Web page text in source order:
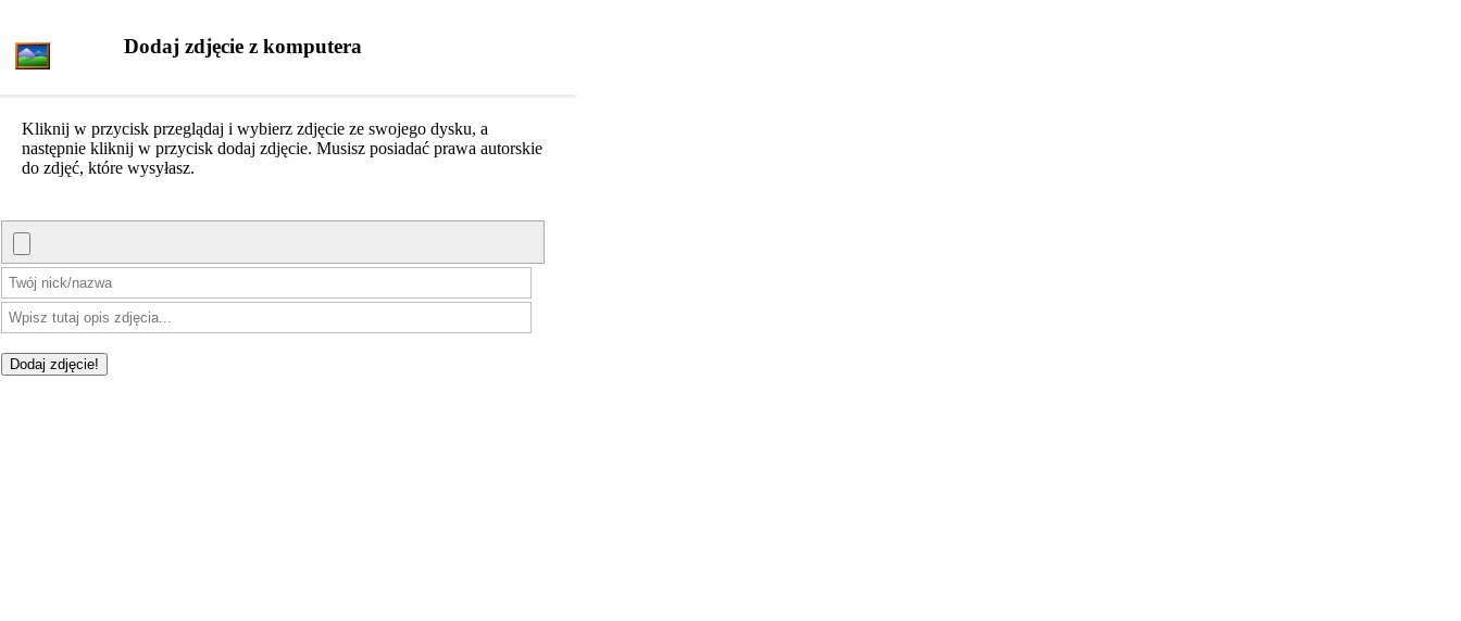
Dodaj zdjęcie z komputera
Kliknij w przycisk przeglądaj i wybierz zdjęcie ze swojego dysku, a
następnie kliknij w przycisk dodaj zdjęcie. Musisz posiadać prawa autorskie
do zdjęć, które wysyłasz.